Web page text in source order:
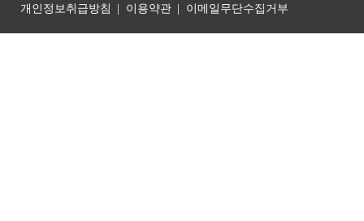
개인정보취급방침
이용약관 이메일무단수집거부